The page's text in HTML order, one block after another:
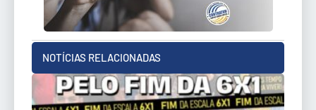
NOTÍCIAS RELACIONADAS